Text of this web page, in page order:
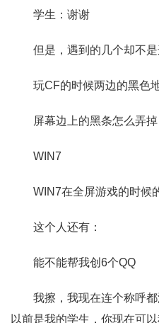
学生：谢谢
但是，遇到的几个却不
玩CF的时候两边的黑色
屏幕边上的黑条怎么弄掉
WIN7
WIN7在全屏游戏的时候
这个人还有：
能不能帮我创6个QQ
我擦，我现在连个称呼
以前是我的学生，你现在可